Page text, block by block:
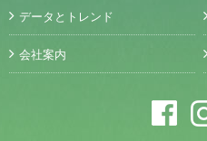
データとトレンド
会社案内